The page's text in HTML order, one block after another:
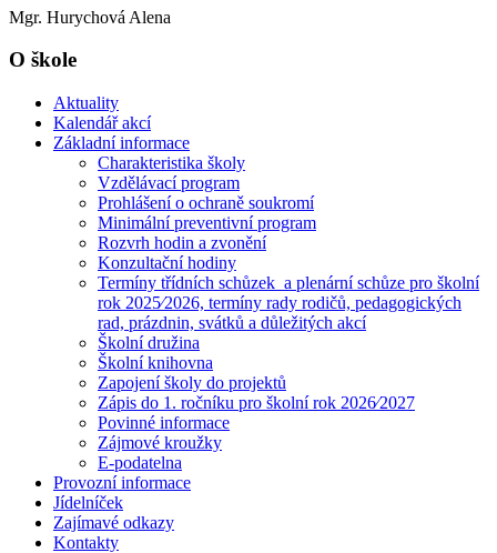
Mgr. Hurychová Alena
O škole
Aktuality
Kalendář akcí
Základní informace
Charakteristika školy
Vzdělávací program
Prohlášení o ochraně soukromí
Minimální preventivní program
Rozvrh hodin a zvonění
Konzultační hodiny
Termíny třídních schůzek a plenární schůze pro školní
rok 2025⁄2026, termíny rady rodičů, pedagogických
rad, prázdnin, svátků a důležitých akcí
Školní družina
Školní knihovna
Zapojení školy do projektů
Zápis do 1. ročníku pro školní rok 2026⁄2027
Povinné informace
Zájmové kroužky
E-podatelna
Provozní informace
Jídelníček
Zajímavé odkazy
Kontakty